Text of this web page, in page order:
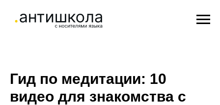
Гид по медитации: 10
видео для знакомства с